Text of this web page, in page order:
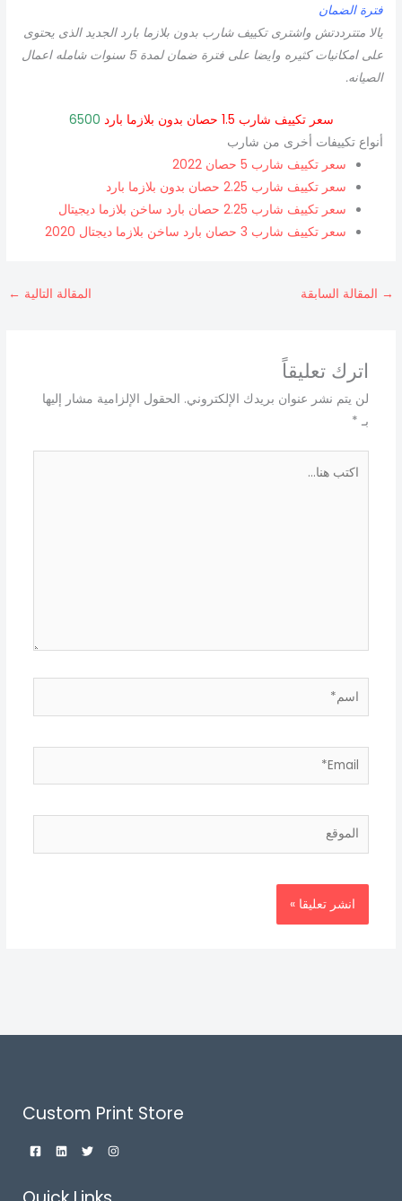
فترة الضمان
يالا متترددتش واشترى تكييف شارب بدون بلازما بارد الجديد الذى يحتوى
على امكانيات كثيره وايضا على فترة ضمان لمدة 5 سنوات شامله اعمال
الصيانه.
سعر تكييف شارب 1.5 حصان بدون بلازما بارد
6500
أنواع تكييفات أخرى من شارب
سعر تكييف شارب 5 حصان 2022
سعر تكييف شارب 2.25 حصان بدون بلازما بارد
سعر تكييف شارب 2.25 حصان بارد ساخن بلازما ديجيتال
سعر تكييف شارب 3 حصان بارد ساخن بلازما ديجتال 2020
→ المقالة السابقة المقالة التالية ←
اترك تعليقاً
لن يتم نشر عنوان بريدك الإلكتروني. الحقول الإلزامية مشار إليها
بـ *
اسم*
Email*
الموقع
Custom Print Store